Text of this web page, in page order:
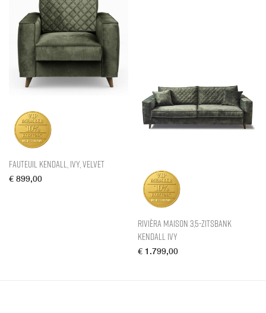
Fauteuil Kendall, Ivy, Velvet
€ 899,00
Rivièra Maison 3,5-zitsbank
Kendall Ivy
€ 1.799,00